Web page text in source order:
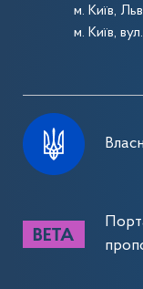
м. Київ,
м. Київ,